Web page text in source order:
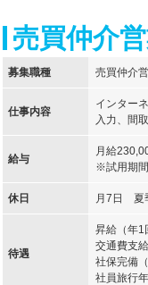
売買仲介
募集職種 売買仲介
仕事内容
インター
入力、間
給与
月給
※試用期
休日 月7日 夏
待遇
昇給（年1
交通費支
社保完備
社員旅行